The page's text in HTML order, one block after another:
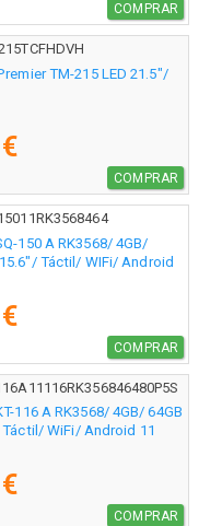
COMPRAR
TM-215 LED 21.5"/
COMPRAR
150 A RK3568/ 4GB/
Táctil/ WIFi/ Android
COMPRAR
116 A RK3568/ 4GB/ 64GB
WiFi/ Android 11
COMPRAR